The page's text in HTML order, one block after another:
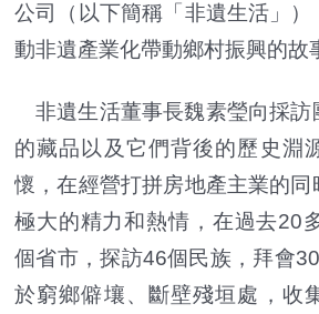
公司（以下簡稱「非遺生活」）
動非遺產業化帶動鄉村振興的故
非遺生活董事長魏素瑩向採訪
的藏品以及它們背後的歷史淵
懷，在經營打拼房地產主業的同
極大的精力和熱情，在過去20
個省市，探訪46個民族，拜會
於窮鄉僻壤、斷壁殘垣處，收